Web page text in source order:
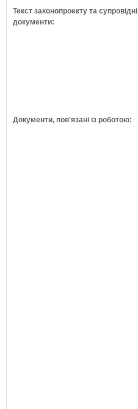
Текст законопроекту та супровідні
документи:
Документи, пов'язані із роботою: